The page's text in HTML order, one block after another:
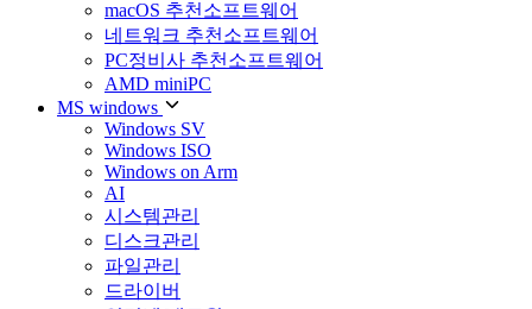
macOS 추천소프트웨어
네트워크 추천소프트웨어
PC정비사 추천소프트웨어
AMD miniPC
MS windows
Windows SV
Windows ISO
Windows on Arm
AI
시스템관리
디스크관리
파일관리
드라이버